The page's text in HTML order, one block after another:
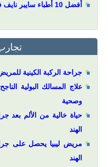
أفضل 10 أطباء سايبر نايف في الهند
جراحة الركبة الكينية
علاج المسالك البولية
وصحية
حياة خالية من الألم بعد
الهند
مريض ليبيا يحصل على
الهند